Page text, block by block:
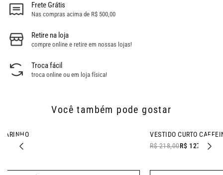
Frete Grátis
Nas compras acima de R$ 500,00
Retire na loja
compre online e retire em nossas lojas!
Troca fácil
troca online ou em loja física!
Você também pode gostar
- 42% OFF
VESTIDO CURTO CAFFEINE MARINHO
R$ 218,00